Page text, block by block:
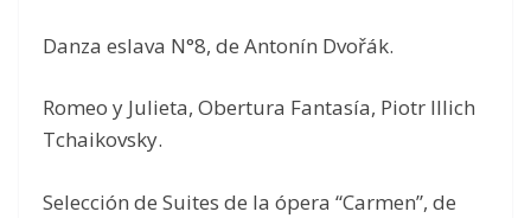
Danza eslava N°8, de Antonín Dvořák.
Romeo y Julieta, Obertura Fantasía, Piotr Illich
Tchaikovsky.
Selección de Suites de la ópera “Carmen”, de